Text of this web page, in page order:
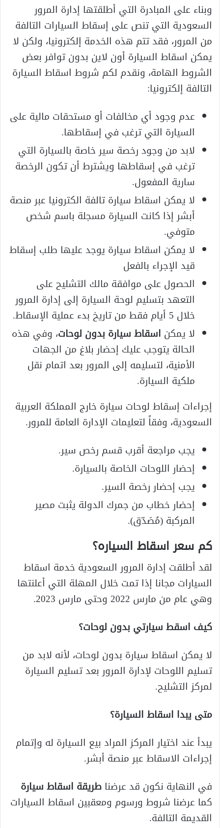
وبناء على المبادرة التي أطلقتها إدارة المرور
السعودية التي تنص على إسقاط السيارات التالفة
من المرور، فقد تتم هذه الخدمة إلكترونيا، ولكن لا
يمكن اسقاط السيارة أون لاين بدون توافر بعض
الشروط الهامة، ونقدم لكم شروط اسقاط السيارة
التالفة إلكترونيا:
عدم وجود أي مخالفات أو مستحقات مالية على
السيارة التي ترغب في إسقاطها.
لابد من وجود رخصة سير خاصة بالسيارة التي
ترغب في إسقاطها ويشترط أن تكون الرخصة
سارية المفعول.
لا يمكن اسقاط سيارة تالفة الكترونيا عبر منصة
أبشر إذا كانت السيارة مسجلة باسم شخص
متوفي.
لا يمكن اسقاط سيارة يوجد عليها طلب إسقاط
قيد الإجراء بالفعل
الحصول على موافقة مالك التشليح على
التعهد بتسليم لوحة السيارة إلى إدارة المرور
خلال 5 أيام فقط من تاريخ بدء عملية الإسقاط.
لا يمكن اسقاط سيارة بدون لوحات، وفي هذه
الحالة يتوجب عليك إحضار بلاغ من الجهات
الأمنية، لتسليمه إلى المرور بعد اتمام نقل
ملكية السيارة.
إجراءات إسقاط لوحات سيارة خارج المملكة العربية
السعودية، وفقاً لتعليمات الإدارة العامة للمرور.
يجب مراجعة أقرب قسم رخص سير.
إحضار اللوحات الخاصة بالسيارة.
يجب إحضار رخصة السير.
إحضار خطاب من جمرك الدولة يثبت مصير
المركبة (مُصَدّق).
كم سعر اسقاط السياره؟
لقد أطلقت إدارة المرور السعودية خدمة اسقاط
السيارات مجانا إذا تمت خلال المهلة التي أعلنتها
وهي عام من مارس 2022 وحتى مارس 2023.
كيف اسقط سيارتي بدون لوحات؟
لا يمكن اسقاط سيارة بدون لوحات، لأنه لابد من
تسليم اللوحات لإدارة المرور بعد تسليم السيارة
لمركز التشليح.
متى يبدا اسقاط السيارة؟
يبدأ عند اختيار المركز المراد بيع السيارة له وإتمام
إجراءات الاسقاط عبر منصة أبشر.
في النهاية نكون قد عرضنا طريقة اسقاط سيارة
كما عرضنا شروط ورسوم ومعقبين اسقاط السيارات
القديمة التالفة.